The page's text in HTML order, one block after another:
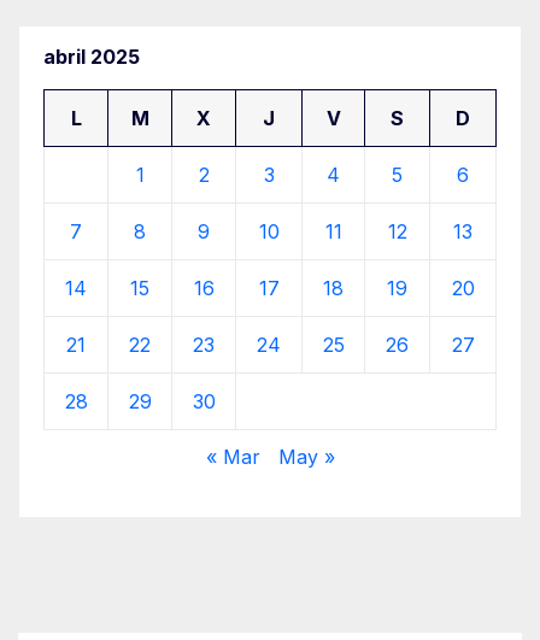
abril 2025
L M X J V S D
1 2 3 4 5 6
7 8 9 10 11 12 13
14 15 16 17 18 19 20
21 22 23 24 25 26 27
28 29 30
« Mar May »